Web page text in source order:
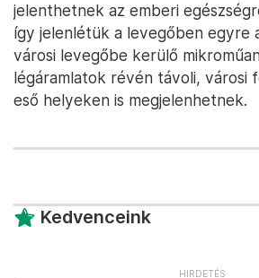
jelenthetnek az emberi
így jelenlétük a levegőben egyre
városi levegőbe kerülő
légáramlatok révén távoli, városi
eső helyeken is megjelenhetnek.
Kedvenceink